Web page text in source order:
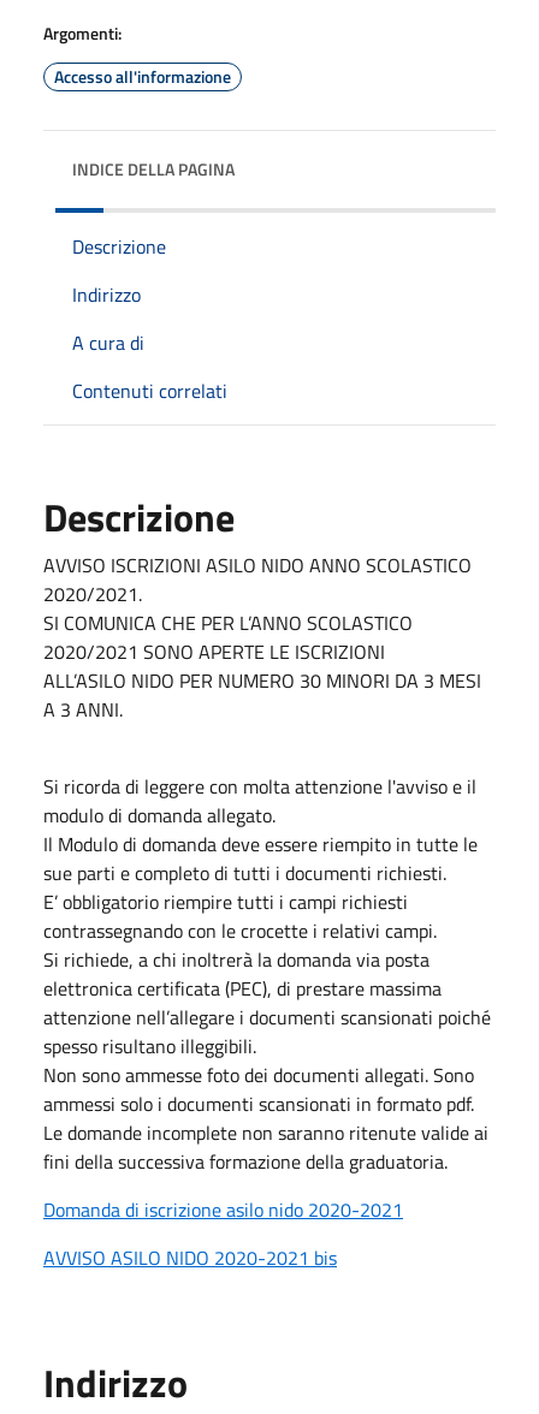
Argomenti:
Accesso all'informazione
INDICE DELLA PAGINA
Descrizione
Indirizzo
A cura di
Contenuti correlati
Descrizione
AVVISO ISCRIZIONI ASILO NIDO ANNO SCOLASTICO
2020/2021.
SI COMUNICA CHE PER L’ANNO SCOLASTICO
2020/2021 SONO APERTE LE ISCRIZIONI
ALL’ASILO NIDO PER NUMERO 30 MINORI DA 3 MESI
A 3 ANNI.
Si ricorda di leggere con molta attenzione l'avviso e il
modulo di domanda allegato.
Il Modulo di domanda deve essere riempito in tutte le
sue parti e completo di tutti i documenti richiesti.
E’ obbligatorio riempire tutti i campi richiesti
contrassegnando con le crocette i relativi campi.
Si richiede, a chi inoltrerà la domanda via posta
elettronica certificata (PEC), di prestare massima
attenzione nell’allegare i documenti scansionati poiché
spesso risultano illeggibili.
Non sono ammesse foto dei documenti allegati. Sono
ammessi solo i documenti scansionati in formato pdf.
Le domande incomplete non saranno ritenute valide ai
fini della successiva formazione della graduatoria.
Domanda di iscrizione asilo nido 2020-2021
AVVISO ASILO NIDO 2020-2021 bis
Indirizzo